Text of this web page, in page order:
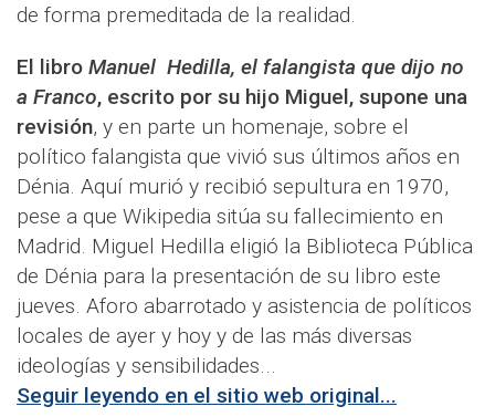
de forma premeditada de la realidad.
El libro Manuel Hedilla, el falangista que dijo no
a Franco, escrito por su hijo Miguel, supone una
revisión, y en parte un homenaje, sobre el
político falangista que vivió sus últimos años en
Dénia. Aquí murió y recibió sepultura en 1970,
pese a que Wikipedia sitúa su fallecimiento en
Madrid. Miguel Hedilla eligió la Biblioteca Pública
de Dénia para la presentación de su libro este
jueves. Aforo abarrotado y asistencia de políticos
locales de ayer y hoy y de las más diversas
ideologías y sensibilidades...
Seguir leyendo en el sitio web original...